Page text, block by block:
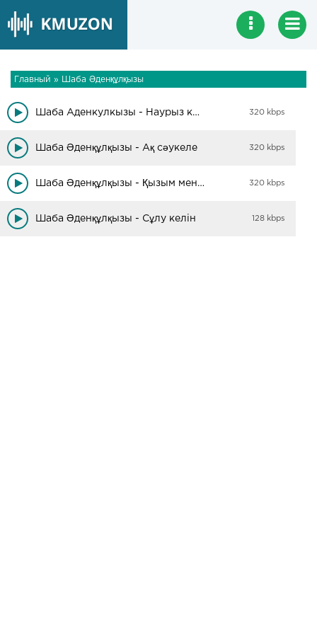
Главный » Шаба Әденқұлқызы
Шаба Аденкулкызы - Наурыз коктем 320 kbps
Шаба Әденқұлқызы - Ақ сәукеле 320 kbps
Шаба Әденқұлқызы - Қызым менің 320 kbps
Шаба Әденқұлқызы - Сұлу келін 128 kbps